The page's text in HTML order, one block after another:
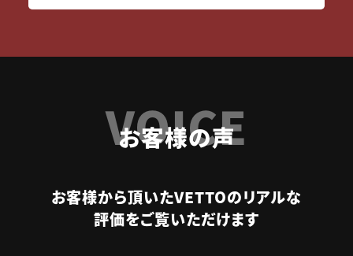
VOICE
お客様の声
お客様から頂いたVETTOのリアルな
評価をご覧いただけます